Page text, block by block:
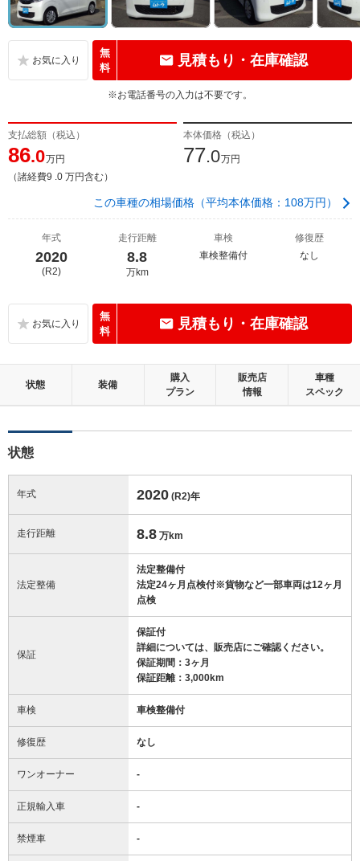
無
料
見積もり・在庫確認
※お電話番号の入力は不要です。
支払総額（税込）
86.0万円
（諸経費9 .0 万円含む）
本体価格（税込）
77.0万円
この車種の相場価格（平均本体価格：108万円）
年式
2020
(R2)
走行距離
8.8
万km
車検
車検整備付
修復歴
なし
無
料
見積もり・在庫確認
状態 装備
購入
プラン
販売店
情報
車種
スペック
状態
年式 2020 (R2)年
走行距離 8.8 万km
法定整備
法定整備付
法定24ヶ月点検付※貨物など一部車両は12ヶ月
点検
保証
保証付
詳細については、販売店にご確認ください。
保証期間：3ヶ月
保証距離：3,000km
車検 車検整備付
修復歴 なし
ワンオーナー -
正規輸入車 -
禁煙車 -